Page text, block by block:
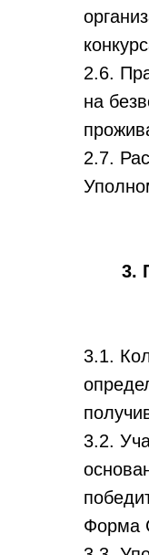
2.6.
на
2.7.
3.
3.1.
3.2.
Форма